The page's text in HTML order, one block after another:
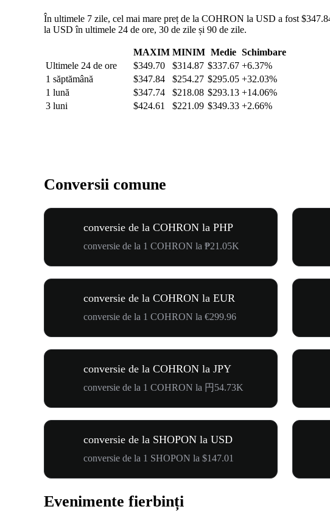
În ultimele 7 zile, cel mai mare preț de la COHRON la USD a fost
la USD în ultimele 24 de ore, 30 de zile și 90 de zile.
MAXIM MINIM Medie Schimbare
Ultimele 24 de ore
$349.70 $314.87 $337.67 +6.37%
1 săptămână
$347.84 $254.27 $295.05 +32.03%
1 lună
$347.74 $218.08 $293.13 +14.06%
3 luni
$424.61 $221.09 $349.33 +2.66%
Conversii comune
conversie de la COHRON la PHP
conversie de la 1 COHRON la ₱21.05K
conversie de la COHRON la EUR
conversie de la 1 COHRON la €299.96
conversie de la COHRON la JPY
conversie de la 1 COHRON la 円54.73K
conversie de la SHOPON la USD
conversie de la 1 SHOPON la $147.01
Evenimente fierbinți